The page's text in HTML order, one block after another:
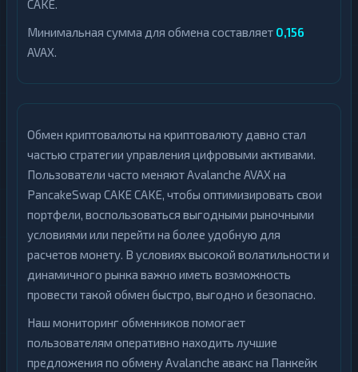
CAKE.
Минимальная сумма для обмена составляет 0,156
AVAX.
Обмен криптовалюты на криптовалюту давно стал
частью стратегии управления цифровыми активами.
Пользователи часто меняют Avalanche AVAX на
PancakeSwap CAKE CAKE, чтобы оптимизировать свои
портфели, воспользоваться выгодными рыночными
условиями или перейти на более удобную для
расчетов монету. В условиях высокой волатильности и
динамичного рынка важно иметь возможность
провести такой обмен быстро, выгодно и безопасно.
Наш мониторинг обменников помогает
пользователям оперативно находить лучшие
предложения по обмену Avalanche авакс на Панкейк